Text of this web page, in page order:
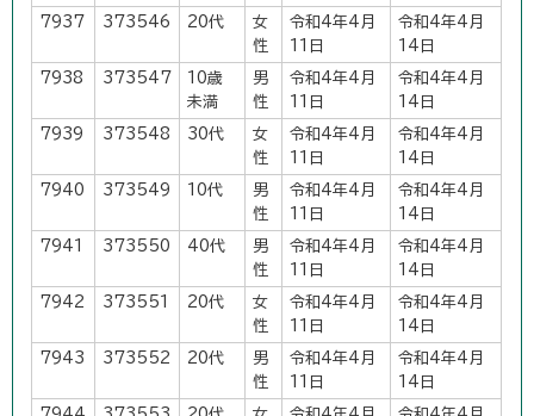
7937 373546 20代
女
性
令和4年4月
11日
令和4年4月
14日
7938 373547
10歳
未満
男
性
令和4年4月
11日
令和4年4月
14日
7939 373548 30代
女
性
令和4年4月
11日
令和4年4月
14日
7940 373549 10代
男
性
令和4年4月
11日
令和4年4月
14日
7941 373550 40代
男
性
令和4年4月
11日
令和4年4月
14日
7942 373551 20代
女
性
令和4年4月
11日
令和4年4月
14日
7943 373552 20代
男
性
令和4年4月
11日
令和4年4月
14日